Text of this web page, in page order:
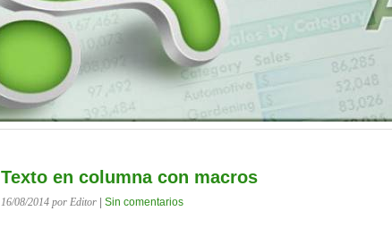
Texto en columna con macros
16/08/2014 por Editor| Sin comentarios